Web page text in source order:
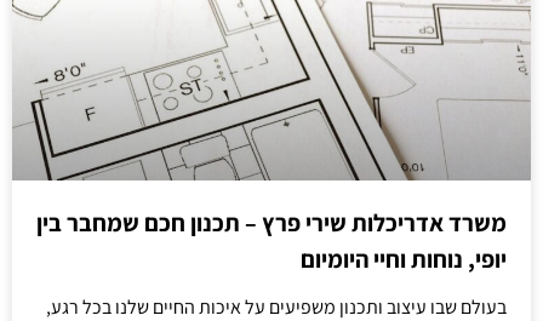
משרד אדריכלות שירי פרץ – תכנון חכם שמחבר בין
יופי, נוחות וחיי היומיום
בעולם שבו עיצוב ותכנון משפיעים על איכות החיים שלנו בכל רגע,